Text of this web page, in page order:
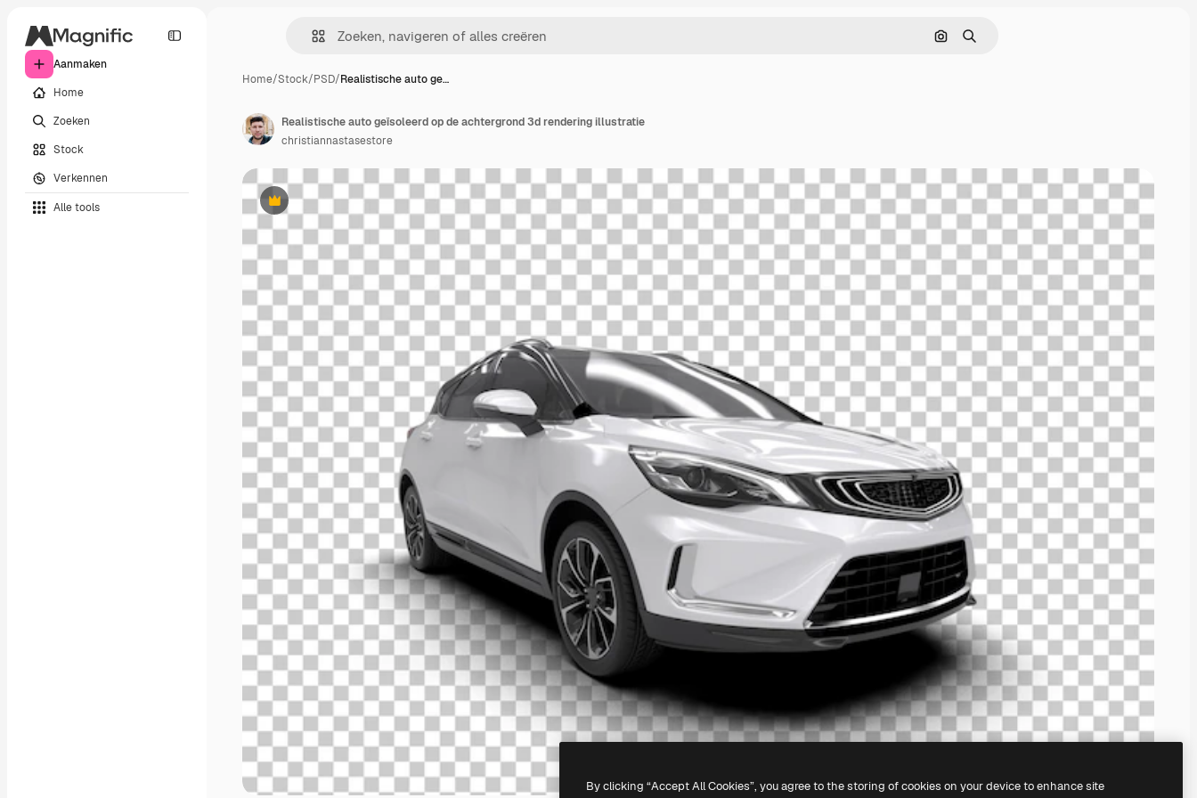
Aanmaken
Home
Zoeken
Stock
Verkennen
Alle tools
Zoeken op afbeelding
Zoeken
Home/Stock/PSD/Realistische auto ge…
Premium
Realistische auto geïsoleerd op de achtergrond 3d rendering illustratie
christiannastasestore
By clicking “Accept All Cookies”, you agree to the storing of cookies on your device to enhance site